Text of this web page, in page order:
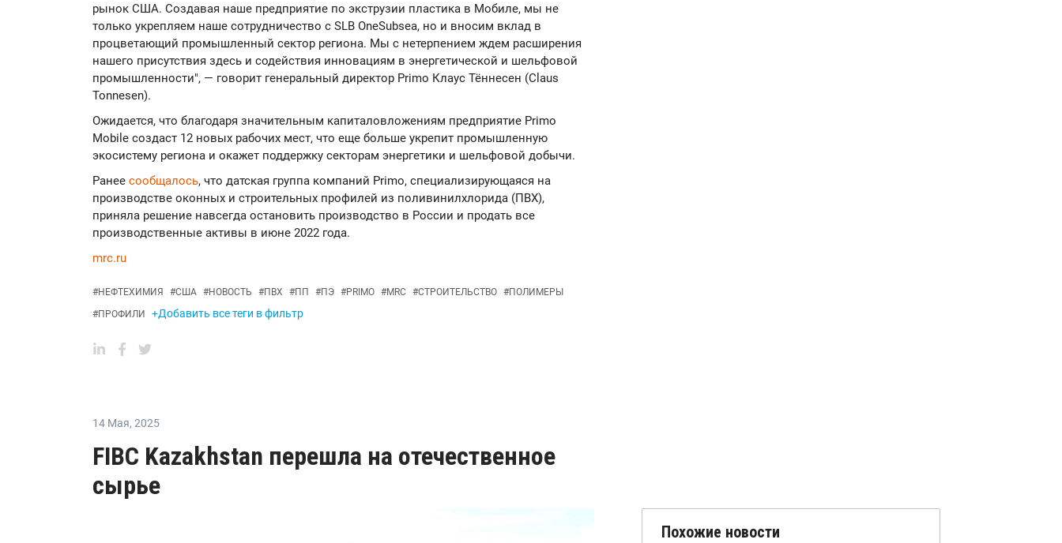
рынок США. Создавая наше предприятие по экструзии пластика в Мобиле, мы не
только укрепляем наше сотрудничество с SLB OneSubsea, но и вносим вклад в
процветающий промышленный сектор региона. Мы с нетерпением ждем расширения
нашего присутствия здесь и содействия инновациям в энергетической и шельфовой
промышленности", — говорит генеральный директор Primo Клаус Тённесен (Claus
Tonnesen).
Ожидается, что благодаря значительным капиталовложениям предприятие Primo
Mobile создаст 12 новых рабочих мест, что еще больше укрепит промышленную
экосистему региона и окажет поддержку секторам энергетики и шельфовой добычи.
Ранее сообщалось, что датская группа компаний Primo, специализирующаяся на
производстве оконных и строительных профилей из поливинилхлорида (ПВХ),
приняла решение навсегда остановить производство в России и продать все
производственные активы в июне 2022 года.
mrc.ru
#НЕФТЕХИМИЯ #США #НОВОСТЬ #ПВХ #ПП #ПЭ #PRIMO #MRC #СТРОИТЕЛЬСТВО #ПОЛИМЕРЫ
#ПРОФИЛИ +Добавить все теги в фильтр
14 Мая, 2025
FIBC Kazakhstan перешла на отечественное
сырье
Похожие новости